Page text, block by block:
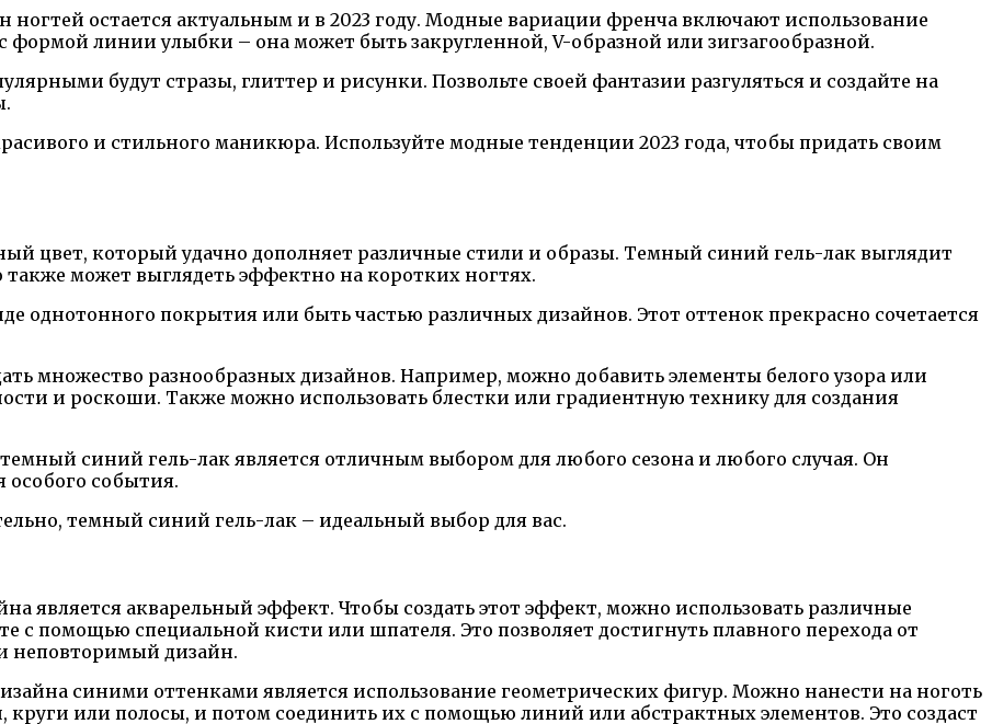
ногтей остается актуальным и в 2023 году. Модные вариации френча включают использование
формой линии улыбки – она может быть закругленной, V-образной или зигзагообразной.
будут стразы, глиттер и рисунки. Позвольте своей фантазии разгуляться и создайте на
и стильного маникюра. Используйте модные тенденции 2023 года, чтобы придать своим
цвет, который удачно дополняет различные стили и образы. Темный синий гель-лак выглядит
может выглядеть эффектно на коротких ногтях.
однотонного покрытия или быть частью различных дизайнов. Этот оттенок прекрасно сочетается
множество разнообразных дизайнов. Например, можно добавить элементы белого узора или
и роскоши. Также можно использовать блестки или градиентную технику для создания
синий гель-лак является отличным выбором для любого сезона и любого случая. Он
особого события.
темный синий гель-лак – идеальный выбор для вас.
является акварельный эффект. Чтобы создать этот эффект, можно использовать различные
с помощью специальной кисти или шпателя. Это позволяет достигнуть плавного перехода от
неповторимый дизайн.
синими оттенками является использование геометрических фигур. Можно нанести на ноготь
или полосы, и потом соединить их с помощью линий или абстрактных элементов. Это создаст